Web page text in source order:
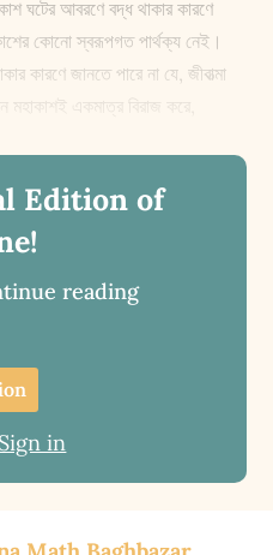
ঘটের আবরণে বদ্ধ থাকার কারণে
কোনো স্বরূপগত পার্থক্য নেই।
কারণে জানতে পারে না যে, জীবাত্মা
মহাকাশই একমাত্র বিরাজ করে,
Edition of
reading
Sign in